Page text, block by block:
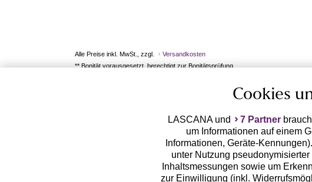
Alle Preise inkl. MwSt., zzgl.
Versandkosten
** Bonität vorausgesetzt, berechtigt zur Bonitätsprüfung
Cookies
LASCANA und 7 Partner
um Informationen auf einem
Informationen, Geräte-
unter Nutzung
Inhaltsmessungen sowie um
zur Einwilligung (inkl.